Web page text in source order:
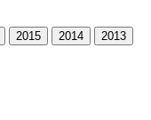
2015 2014 2013